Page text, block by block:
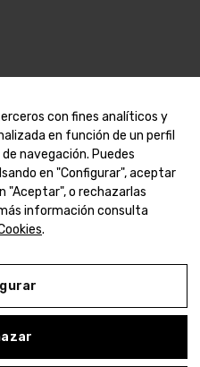
Joyeros
con fines analíticos y
en función de un perfil
navegación. Puedes
en "Configurar", aceptar
"Aceptar", o rechazarlas
información consulta
.
y Cookies
de compra